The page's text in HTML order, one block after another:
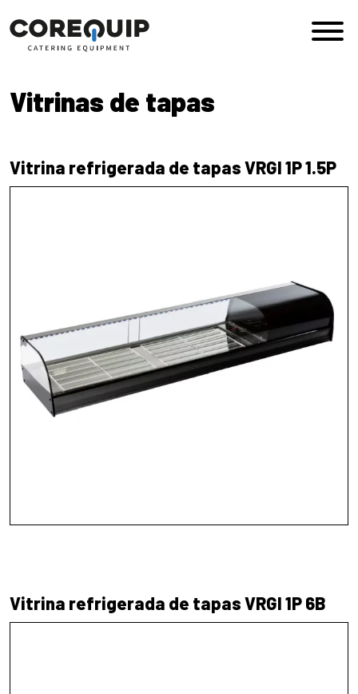
Navegación principal
Vitrinas de tapas
Vitrina refrigerada de tapas VRGI 1P 1.5P
Vitrina refrigerada de tapas VRGI 1P 6B